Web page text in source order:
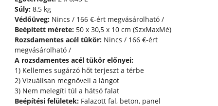
Súly:8,5 kg
Védőüveg:Nincs / 166 €-ért megvásárolható /
Beépített mérete:50 x 30,5 x 10 cm (SzxMaxMé)
Rozsdamentes acél tükör:Nincs / 166 €-ért
megvásárolható /
A rozsdamentes acél tükör előnyei:
1) Kellemes sugárzó hőt terjeszt a térbe
2) Vizuálisan megnöveli a lángot
3) Nem melegíti túl a hátsó falat
Beépítési felületek:Falazott fal, beton, panel